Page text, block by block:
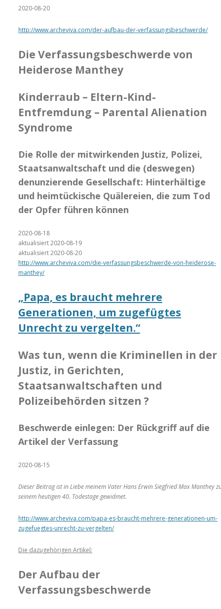
2020-08-20
http://www.archeviva.com/der-aufbau-der-verfassungsbeschwerde/
Die Verfassungsbeschwerde von
Heiderose Manthey
Kinderraub – Eltern-Kind-
Entfremdung – Parental Alienation
Syndrome
Die Rolle der mitwirkenden Justiz, Polizei,
Staatsanwaltschaft und die (deswegen)
denunzierende Gesellschaft: Hinterhältige
und heimtückische Quälereien, die zum Tod
der Opfer führen können
2020-08-18
aktualisiert 2020-08-19
aktualisiert 2020-08-20
http://www.archeviva.com/die-verfassungsbeschwerde-von-heiderose-
manthey/
„Papa, es braucht mehrere
Generationen, um zugefügtes
Unrecht zu vergelten.“
Was tun, wenn die Kriminellen in der
Justiz, in Gerichten,
Staatsanwaltschaften und
Polizeibehörden sitzen ?
Beschwerde einlegen: Der Rückgriff auf die
Artikel der Verfassung
2020-08-15
Dieser Beitrag ist in Liebe meinem Vater Hans Erwin Siegfried Max Manthey
seinem heutigen 40. Todestage gewidmet.
http://www.archeviva.com/papa-es-braucht-mehrere-generationen-um-
zugefuegtes-unrecht-zu-vergelten/
Die dazugehörigen Artikel:
Der Aufbau der
Verfassungsbeschwerde